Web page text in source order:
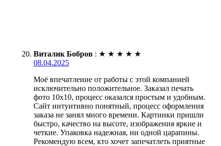
Виталик Бобров : ★ ★ ★ ★ ★
08.04.2025
Моё впечатление от работы с этой компанией
исключительно положительное. Заказал печать
фото 10х10, процесс оказался простым и удобным.
Сайт интуитивно понятный, процесс оформления
заказа не занял много времени. Картинки пришли
быстро, качество на высоте, изображения яркие и
четкие. Упаковка надежная, ни одной царапины.
Рекомендую всем, кто хочет запечатлеть приятные